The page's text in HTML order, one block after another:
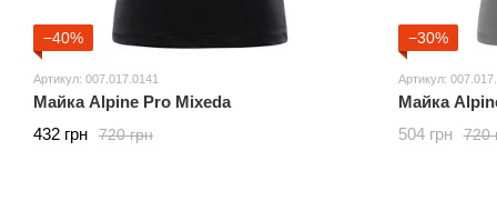
−40%
Артикул: 007.017.0141
Майка Alpine Pro Mixeda
720 грн
432 грн
−30%
Артикул:
Майка
720
504 грн